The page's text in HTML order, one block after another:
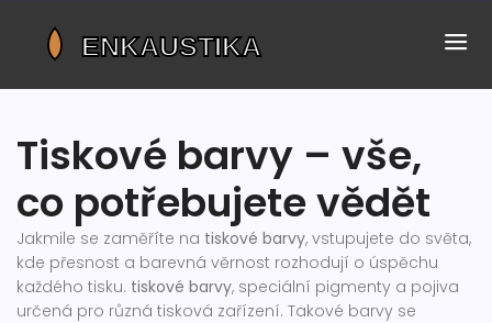
Tiskové barvy – vše,
co potřebujete vědět
Jakmile se zaměříte na tiskové barvy, vstupujete do světa,
kde přesnost a barevná věrnost rozhodují o úspěchu
každého tisku. tiskové barvy, speciální pigmenty a pojiva
určená pro různá tisková zařízení. Takové barvy se